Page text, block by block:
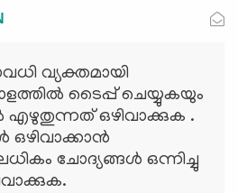
വ്യക്തമായി
ടൈപ്പ് ചെയ്യുകയും
എഴുതുന്നത് ഒഴിവാക്കുക .
ചോദ്യങ്ങള്‍ ഒന്നിച്ചു